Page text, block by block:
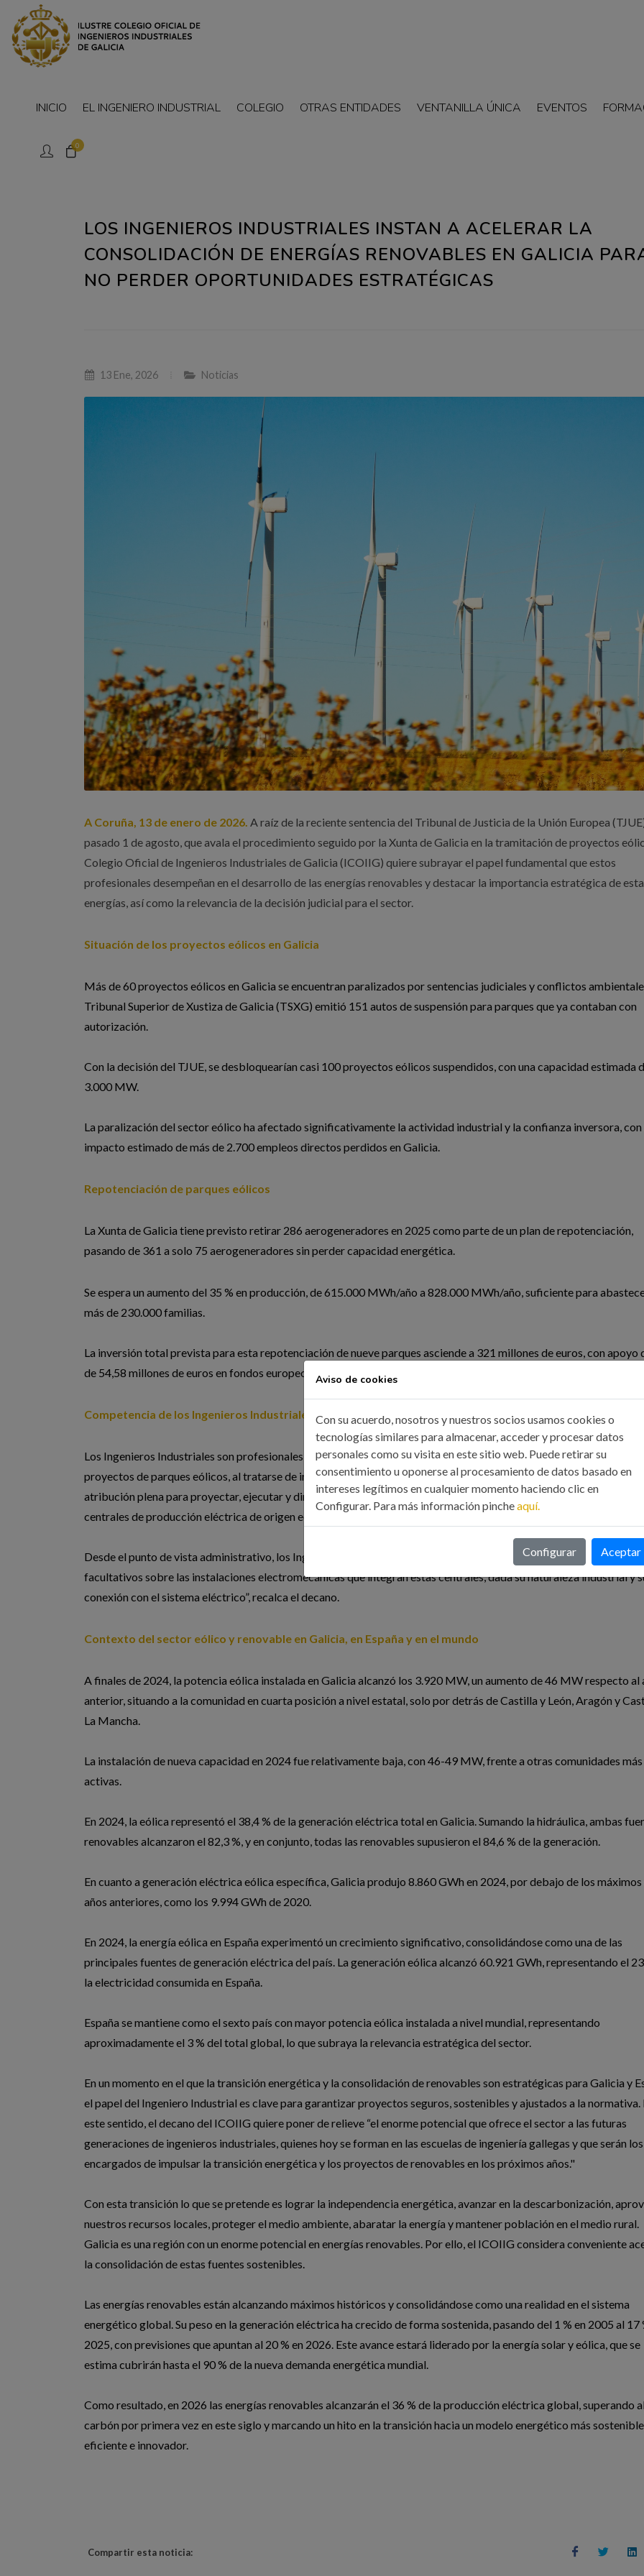
0
INICIO EL INGENIERO INDUSTRIAL COLEGIO OTRAS ENTIDADES VENTANILLA ÚNICA EVENTOS
LOS INGENIEROS INDUSTRIALES INSTAN A ACELERAR LA
CONSOLIDACIÓN DE ENERGÍAS RENOVABLES EN GALICIA
NO PERDER OPORTUNIDADES ESTRATÉGICAS
13 Ene, 2026 Noticias
A Coruña, 13 de enero de 2026. A raíz de la reciente sentencia del Tribunal de Justicia de la Unión Europea
pasado 1 de agosto, que avala el procedimiento seguido por la Xunta de Galicia en la tramitación de proyectos
Colegio Oficial de Ingenieros Industriales de Galicia (ICOIIG) quiere subrayar el papel fundamental que estos
profesionales desempeñan en el desarrollo de las energías renovables y destacar la importancia estratégica de
energías, así como la relevancia de la decisión judicial para el sector.
Situación de los proyectos eólicos en Galicia
Más de 60 proyectos eólicos en Galicia se encuentran paralizados por sentencias judiciales y conflictos
Tribunal Superior de Xustiza de Galicia (TSXG) emitió 151 autos de suspensión para parques que ya contaban con
autorización.
Con la decisión del TJUE, se desbloquearían casi 100 proyectos eólicos suspendidos, con una capacidad estimada
3.000 MW.
La paralización del sector eólico ha afectado significativamente la actividad industrial y la confianza inversora, con
impacto estimado de más de 2.700 empleos directos perdidos en Galicia.
Repotenciación de parques eólicos
La Xunta de Galicia tiene previsto retirar 286 aerogeneradores en 2025 como parte de un plan de repotenciación,
pasando de 361 a solo 75 aerogeneradores sin perder capacidad energética.
Se espera un aumento del 35 % en producción, de 615.000 MWh/año a 828.000 MWh/año, suficiente para
más de 230.000 familias.
La inversión total prevista para esta repotenciación de nueve parques asciende a 321 millones de euros, con apoyo
de 54,58 millones de euros en fondos europeos.
Competencia de los Ingenieros Industriales
Los Ingenieros Industriales son profesionales legalmente competentes para la redacción, ejecución y dirección de
proyectos de parques eólicos, al tratarse de instalaciones industriales y energéticas. “La legislación vigente nos
atribución plena para proyectar, ejecutar y dirigir todo tipo de instalaciones industriales eléctricas, incluyendo las
centrales de producción eléctrica de origen eólico”, afirma Julio García Cordonié, decano del ICOIIG.
Desde el punto de vista administrativo, los Ingenieros Industriales “están habilitados para emitir informes técnicos
facultativos sobre las instalaciones electromecánicas que integran estas centrales, dada su naturaleza industrial y
conexión con el sistema eléctrico”, recalca el decano.
Contexto del sector eólico y renovable en Galicia, en España y en el mundo
A finales de 2024, la potencia eólica instalada en Galicia alcanzó los 3.920 MW, un aumento de 46 MW respecto al
anterior, situando a la comunidad en cuarta posición a nivel estatal, solo por detrás de Castilla y León, Aragón y
La Mancha.
La instalación de nueva capacidad en 2024 fue relativamente baja, con 46-49 MW, frente a otras comunidades más
activas.
En 2024, la eólica representó el 38,4 % de la generación eléctrica total en Galicia. Sumando la hidráulica, ambas
renovables alcanzaron el 82,3 %, y en conjunto, todas las renovables supusieron el 84,6 % de la generación.
En cuanto a generación eléctrica eólica específica, Galicia produjo 8.860 GWh en 2024, por debajo de los máximos
años anteriores, como los 9.994 GWh de 2020.
En 2024, la energía eólica en España experimentó un crecimiento significativo, consolidándose como una de las
principales fuentes de generación eléctrica del país. La generación eólica alcanzó 60.921 GWh, representando el
la electricidad consumida en España.
España se mantiene como el sexto país con mayor potencia eólica instalada a nivel mundial, representando
aproximadamente el 3 % del total global, lo que subraya la relevancia estratégica del sector.
En un momento en el que la transición energética y la consolidación de renovables son estratégicas para Galicia y
el papel del Ingeniero Industrial es clave para garantizar proyectos seguros, sostenibles y ajustados a la normativa.
este sentido, el decano del ICOIIG quiere poner de relieve “el enorme potencial que ofrece el sector a las futuras
generaciones de ingenieros industriales, quienes hoy se forman en las escuelas de ingeniería gallegas y que serán los
encargados de impulsar la transición energética y los proyectos de renovables en los próximos años."
Con esta transición lo que se pretende es lograr la independencia energética, avanzar en la descarbonización,
nuestros recursos locales, proteger el medio ambiente, abaratar la energía y mantener población en el medio rural.
Galicia es una región con un enorme potencial en energías renovables. Por ello, el ICOIIG considera conveniente
la consolidación de estas fuentes sostenibles.
Las energías renovables están alcanzando máximos históricos y consolidándose como una realidad en el sistema
energético global. Su peso en la generación eléctrica ha crecido de forma sostenida, pasando del 1 % en 2005 al 17
2025, con previsiones que apuntan al 20 % en 2026. Este avance estará liderado por la energía solar y eólica, que se
estima cubrirán hasta el 90 % de la nueva demanda energética mundial.
Como resultado, en 2026 las energías renovables alcanzarán el 36 % de la producción eléctrica global, superando al
carbón por primera vez en este siglo y marcando un hito en la transición hacia un modelo energético más
eficiente e innovador.
Compartir esta noticia:
Aviso de cookies
Con su acuerdo, nosotros y nuestros socios usamos cookies o
tecnologías similares para almacenar, acceder y procesar datos
personales como su visita en este sitio web. Puede retirar su
consentimiento u oponerse al procesamiento de datos basado en
intereses legítimos en cualquier momento haciendo clic en
Configurar. Para más información pincheaquí.
Configurar Aceptar